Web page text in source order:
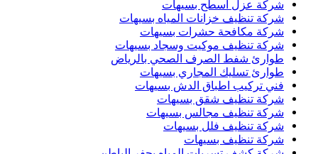
شركة عزل اسطح بسيهات
شركة تنظيف خزانات المياه بسيهات
شركة مكافحة حشرات بسيهات
شركة تنظيف موكيت وسجاد بسيهات
طوارئ شفط الصرف الصحي بالرياض
طوارئ تسليك المجاري بسيهات
فني تركيب اطباق الدش بسيهات
شركة تنظيف شقق بسيهات
شركة تنظيف مجالس بسيهات
شركة تنظيف فلل بسيهات
شركة تنظيف بسيهات